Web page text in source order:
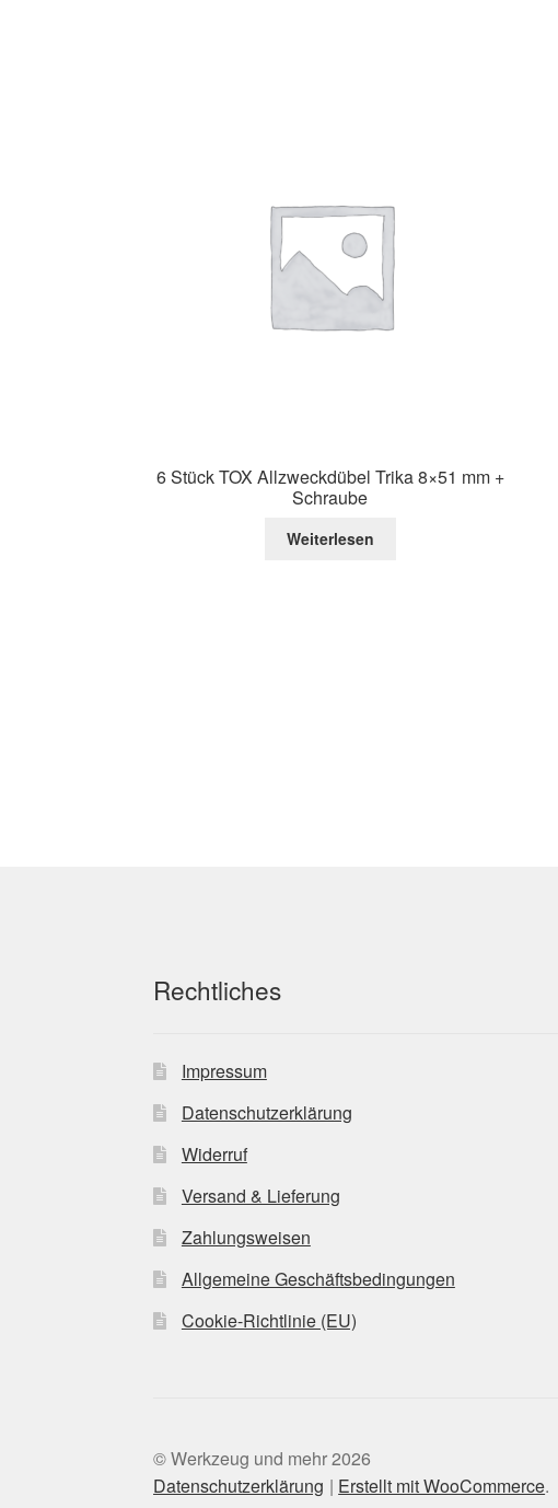
6 Stück TOX Allzweckdübel Trika 8×51 mm +
Schraube
Weiterlesen
Rechtliches
Impressum
Datenschutzerklärung
Widerruf
Versand & Lieferung
Zahlungsweisen
Allgemeine Geschäftsbedingungen
Cookie-Richtlinie (EU)
© Werkzeug und mehr 2026
Datenschutzerklärung
Erstellt mit WooCommerce.